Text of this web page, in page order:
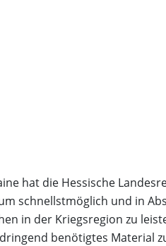
hat die Hessische
schnellstmöglich und in
in der Kriegsregion zu
benötigtes Material